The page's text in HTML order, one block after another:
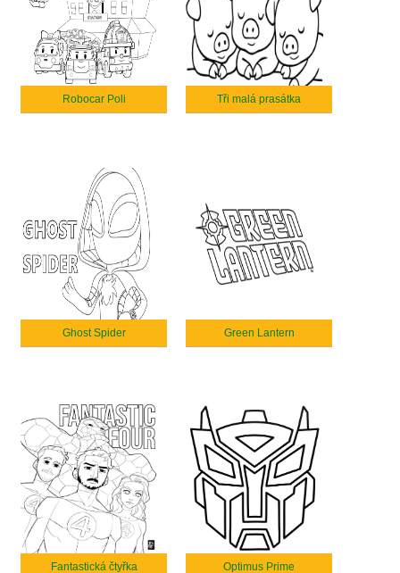
Robocar Poli Tři malá prasátka
Ghost Spider Green Lantern
Fantastická čtyřka Optimus Prime